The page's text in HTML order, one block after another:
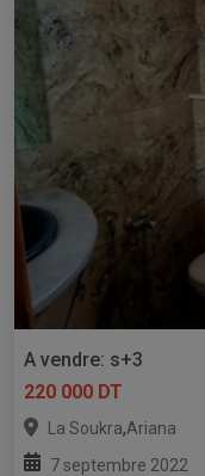
A vendre: s+3
220 000 DT
La Soukra,Ariana
7 septembre 2022